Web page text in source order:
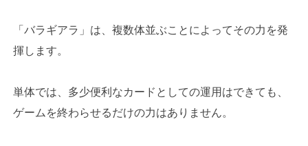
「バラギアラ」は、複数体並ぶことによってその力を発
揮します。
単体では、多少便利なカードとしての運用はできても、
ゲームを終わらせるだけの力はありません。